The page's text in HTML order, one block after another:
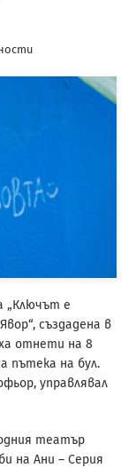
„Ключът е
създадена в
отнети на 8
пътека на бул.
управлявал
театър
на Ани – Серия